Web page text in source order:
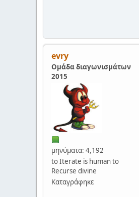
evry
Ομάδα διαγωνισμάτων
2015
μηνύματα: 4,192
to Iterate is human to
Recurse divine
Καταγράφηκε